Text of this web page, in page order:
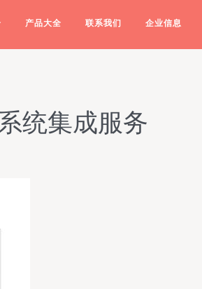
产品大全 联系我们 企业信息
统集成服务